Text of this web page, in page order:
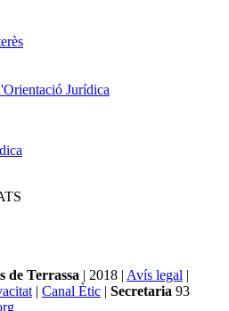
Jurídica
de Terrassa | 2018 | Avís legal |
| Canal Ètic | Secretaria 93